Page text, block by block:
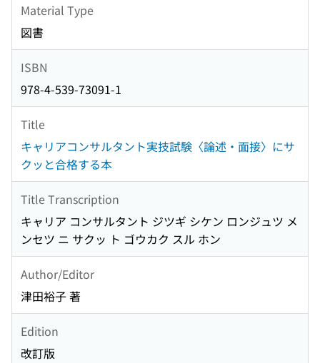
Material Type
図書
ISBN
978-4-539-73091-1
Title
キャリアコンサルタント実技試験〈論述・面接〉にサ
クッと合格する本
Title Transcription
キャリア コンサルタント ジツギ シケン ロンジュツ メ
ンセツ ニ サクッ ト ゴウカク スル ホン
Author/Editor
津田裕子 著
Edition
改訂版